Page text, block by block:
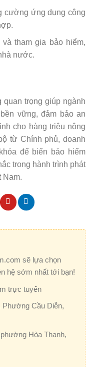
cường ứng dụng công
tham gia bảo hiểm,
nước.
quan trọng giúp ngành
vững, đảm bảo an
cho hàng triệu nông
từ Chính phủ, doanh
để biến bảo hiểm
trong hành trình phát
Nam.
sẽ lựa chọn
hệ sớm nhất tới bạn!
trực tuyến
Phường Cầu Diễn,
Hòa Thạnh,